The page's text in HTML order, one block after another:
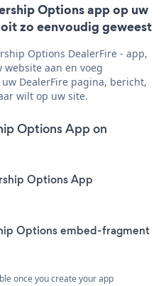
Options app op uw
zo eenvoudig geweest
Options DealerFire - app,
aan en voeg
DealerFire pagina, bericht,
wilt op uw site.
Options App on
Options App
Options embed-fragment
once you create your app